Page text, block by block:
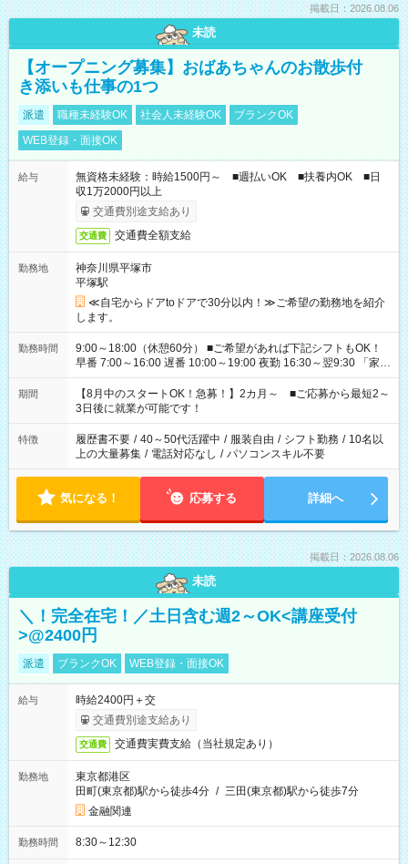
掲載日：2026.08.06
未読
【オープニング募集】おばあちゃんのお散歩付
き添いも仕事の1つ
派遣 職種未経験OK 社会人未経験OK
ブランクOK
WEB登録・面接OK
給与
無資格未経験：時給1500円～ ■週払いOK ■扶養内OK ■日
収1万2000円以上
交通費別途支給あり
交通費 交通費全額支給
勤務地
神奈川県平塚市
平塚駅
≪自宅からドアtoドアで30分以内！≫ご希望の勤務地を紹介
します。
勤務時間
9:00～18:00（休憩60分） ■ご希望があれば下記シフトもOK！
早番 7:00～16:00 遅番 10:00～19:00 夜勤 16:30～翌9:30 「家族
と休みを合わせたい」 「余裕を持って夕飯の準備がしたい」
「できれば残業はしたくない」 など、ご希望を教えてください
ね。 ※Wワーク希望の方へ 今ご覧のお仕事で希望する勤務時間
と、もう1つのお仕事の勤務時間。 合計で週40時間を超える場
合は応募できません。
期間
【8月中のスタートOK！急募！】2カ月～ ■ご応募から最短2～
3日後に就業が可能です！
特徴 履歴書不要 / 40～50代活躍中 / 服装自由 / シフト勤務 / 10名以
上の大量募集 / 電話対応なし / パソコンスキル不要
気になる！ 応募する 詳細へ
掲載日：2026.08.06
未読
＼！完全在宅！／土日含む週2～OK<講座受付
>@2400円
派遣 ブランクOK WEB登録・面接OK
給与
時給2400円＋交
交通費別途支給あり
交通費 交通費実費支給（当社規定あり）
勤務地
東京都港区
田町(東京都)駅から徒歩4分 / 三田(東京都)駅から徒歩7分
金融関連
勤務時間 8:30～12:30